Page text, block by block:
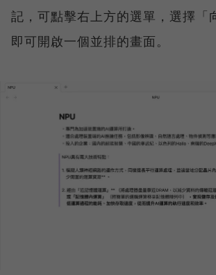
記，可點擊右上方的選單，選擇「
即可開啟一個並排的畫面。